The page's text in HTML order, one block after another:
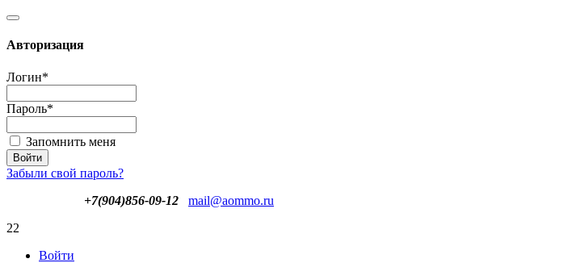
Авторизация
Логин*
Пароль*
Запомнить меня
Забыли свой пароль?
+7(904)856-09-12
mail@aommo.ru
22
Войти